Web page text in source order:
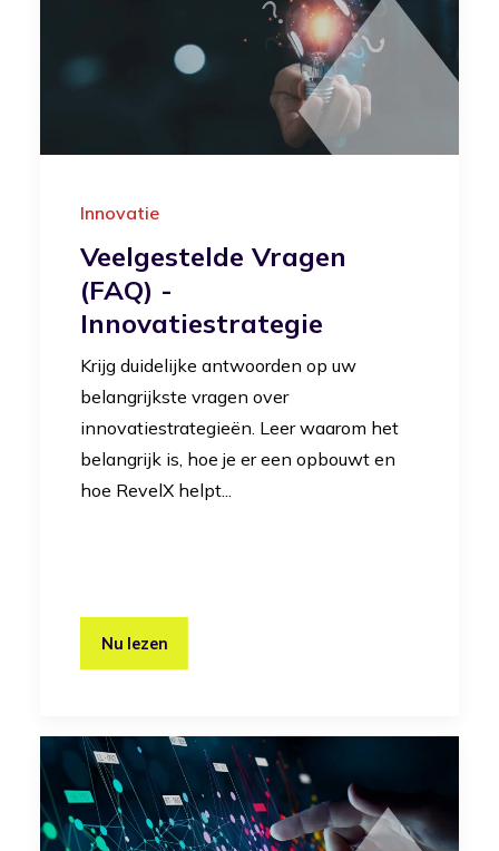
Innovatie
Veelgestelde Vragen
(FAQ) -
Innovatiestrategie
Krijg duidelijke antwoorden op uw
belangrijkste vragen over
innovatiestrategieën. Leer waarom het
belangrijk is, hoe je er een opbouwt en
hoe RevelX helpt...
Nu lezen